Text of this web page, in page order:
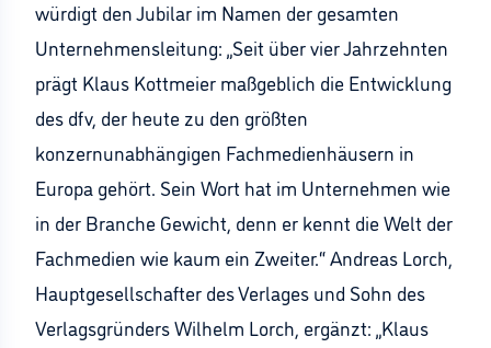
würdigt den Jubilar im Namen der gesamten
Unternehmensleitung: „Seit über vier Jahrzehnten
prägt Klaus Kottmeier maßgeblich die Entwicklung
des dfv, der heute zu den größten
konzernunabhängigen Fachmedienhäusern in
Europa gehört. Sein Wort hat im Unternehmen wie
in der Branche Gewicht, denn er kennt die Welt der
Fachmedien wie kaum ein Zweiter.“ Andreas Lorch,
Hauptgesellschafter des Verlages und Sohn des
Verlagsgründers Wilhelm Lorch, ergänzt: „Klaus